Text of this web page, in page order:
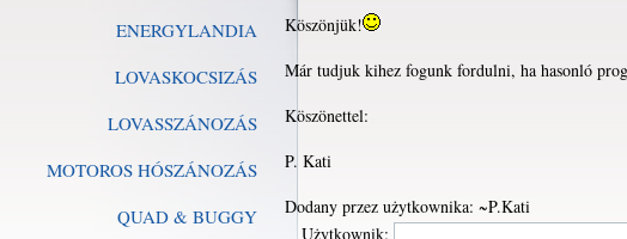
ENERGYLANDIA
LOVASKOCSIZÁS
LOVASSZÁNOZÁS
MOTOROS HÓSZÁNOZÁS
QUAD & BUGGY
Köszönjük!
Már tudjuk kihez fogunk fordulni, ha hasonló
Köszönettel:
P. Kati
Dodany przez użytkownika: ~P.Kati
Użytkownik: